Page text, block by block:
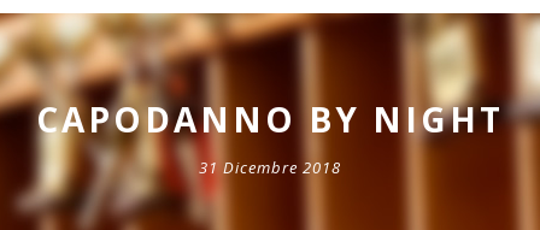
CAPODANNO BY NIGHT
31 Dicembre 2018